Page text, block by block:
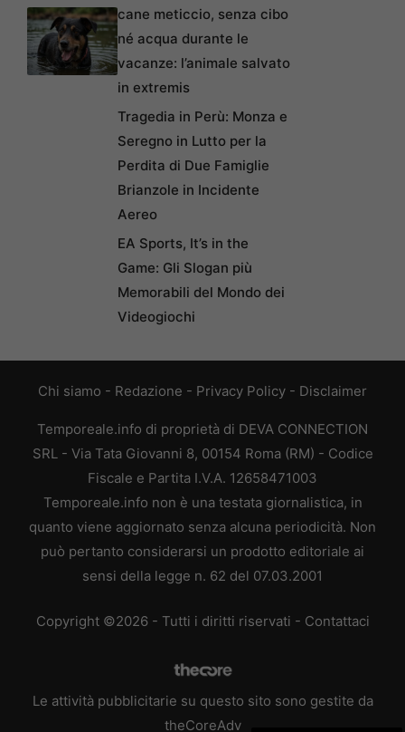
cane meticcio, senza cibo
né acqua durante le
vacanze: l’animale salvato
in extremis
Tragedia in Perù: Monza e
Seregno in Lutto per la
Perdita di Due Famiglie
Brianzole in Incidente
Aereo
EA Sports, It’s in the
Game: Gli Slogan più
Memorabili del Mondo dei
Videogiochi
Chi siamo - Redazione - Privacy Policy - Disclaimer
Temporeale.info di proprietà di DEVA CONNECTION
SRL - Via Tata Giovanni 8, 00154 Roma (RM) - Codice
Fiscale e Partita I.V.A. 12658471003
Temporeale.info non è una testata giornalistica, in
quanto viene aggiornato senza alcuna periodicità. Non
può pertanto considerarsi un prodotto editoriale ai
sensi della legge n. 62 del 07.03.2001
Copyright ©2026 - Tutti i diritti riservati - Contattaci
Le attività pubblicitarie su questo sito sono gestite da
theCoreAdv